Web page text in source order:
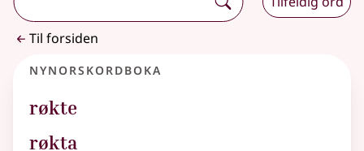
Til forsiden
Nynorskordboka
røkte
røkta